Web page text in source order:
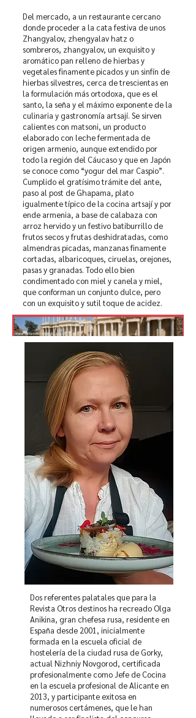
Del mercado, a un restaurante cercano
donde proceder a la cata festiva de unos
Zhangyalov, zhengyalav hatz o
sombreros, zhangyalov, un exquisito y
aromático pan relleno de hierbas y
vegetales finamente picados y un sinfín de
hierbas silvestres, cerca de trescientas en
la formulación más ortodoxa, que es el
santo, la seña y el máximo exponente de la
culinaria y gastronomía artsají. Se sirven
calientes con matsoni, un producto
elaborado con leche fermentada de
origen armenio, aunque extendido por
todo la región del Cáucaso y que en Japón
se conoce como “yogur del mar Caspio”.
Cumplido el gratísimo trámite del ante,
paso al post de Ghapama, plato
igualmente típico de la cocina artsají y por
ende armenia, a base de calabaza con
arroz hervido y un festivo batiburrillo de
frutos secos y frutas deshidratadas, como
almendras picadas, manzanas finamente
cortadas, albaricoques, ciruelas, orejones,
pasas y granadas. Todo ello bien
condimentado con miel y canela y miel,
que conforman un conjunto dulce, pero
con un exquisito y sutil toque de acidez.
Dos referentes palatales que para la
Revista Otros destinos ha recreado Olga
Anikina, gran chefesa rusa, residente en
España desde 2001, inicialmente
formada en la escuela oficial de
hostelería de la ciudad rusa de Gorky,
actual Nizhniy Novgorod, certificada
profesionalmente como Jefe de Cocina
en la escuela profesional de Alicante en
2013, y participante exitosa en
numerosos certámenes, que le han